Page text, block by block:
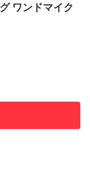
ワンドマイク